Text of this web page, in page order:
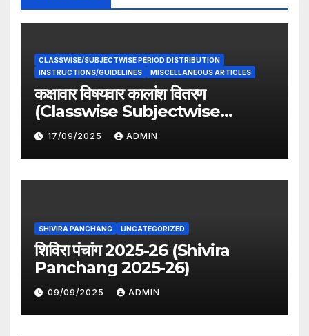
CLASSWISE/SUBJECTWISE PERIOD DISTRIBUTION
INSTRUCTIONS/GUIDELINES
MISCELLANEOUS ARTICLES
कक्षावार विषयवार कालांश वितरण
(Classwise Subjectwise
period distribution)
17/09/2025 ADMIN
SHIVIRA PANCHANG UNCATEGORIZED
शिविरा पंचांग 2025-26 (Shivira
Panchang 2025-26)
09/09/2025 ADMIN